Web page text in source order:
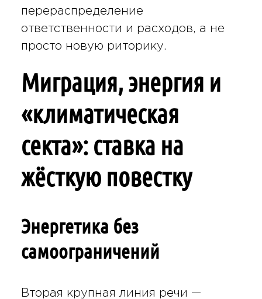
перераспределение
ответственности и расходов, а не
просто новую риторику.
Миграция, энергия и
«климатическая
секта»: ставка на
жёсткую повестку
Энергетика без
самоограничений
Вторая крупная линия речи —